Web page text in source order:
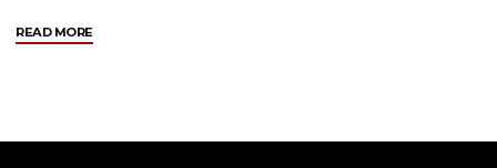
READ MORE"Dicembre